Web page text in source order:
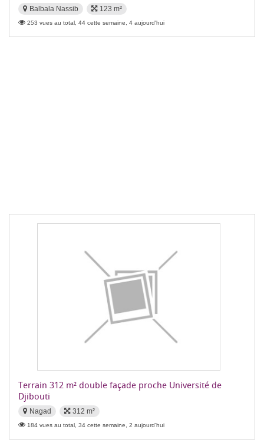
Balbala Nassib 123 m²
253 vues au total, 44 cette semaine, 4 aujourd'hui
Terrain 312 m² double façade proche Université de
Djibouti
Nagad 312 m²
184 vues au total, 34 cette semaine, 2 aujourd'hui